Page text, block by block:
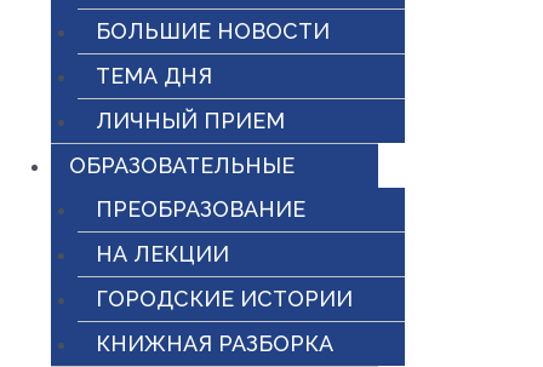
БОЛЬШИЕ НОВОСТИ
ТЕМА ДНЯ
ЛИЧНЫЙ ПРИЕМ
ОБРАЗОВАТЕЛЬНЫЕ
ПРЕОБРАЗОВАНИЕ
НА ЛЕКЦИИ
ГОРОДСКИЕ ИСТОРИИ
КНИЖНАЯ РАЗБОРКА